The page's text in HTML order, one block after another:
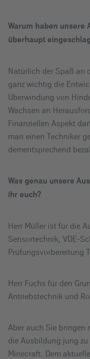
Warum haben unsere
überhaupt
Natürlich der Spaß an
ganz wichtig die
Überwindung von
Wachsen an
Finanziellen Aspekt
man einen Techniker
dementsprechend
Was genau unsere
ihr euch?
Herr Müller ist für die
Sensortechnik, VDE-
Prüfungsvorbereitung
Herr Fuchs für den
Antriebstechnik und
Aber auch Sie bringen
die Ausbildung jung
Minecraft. Dem